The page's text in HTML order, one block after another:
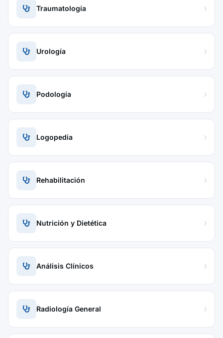
Traumatología
Urología
Podología
Logopedia
Rehabilitación
Nutrición y Dietética
Análisis Clínicos
Radiología General